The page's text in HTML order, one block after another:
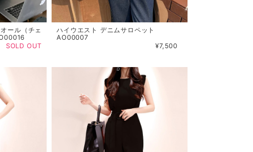
ール（チェ
SOLD OUT
ハイウエスト デニムサロペット
AO00007
¥7,500